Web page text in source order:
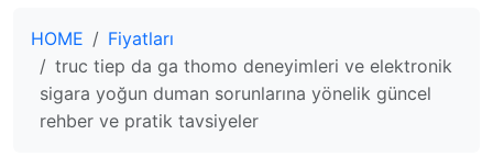
HOME
Fiyatları
truc tiep da ga thomo deneyimleri ve elektronik
sigara yoğun duman sorunlarına yönelik güncel
rehber ve pratik tavsiyeler